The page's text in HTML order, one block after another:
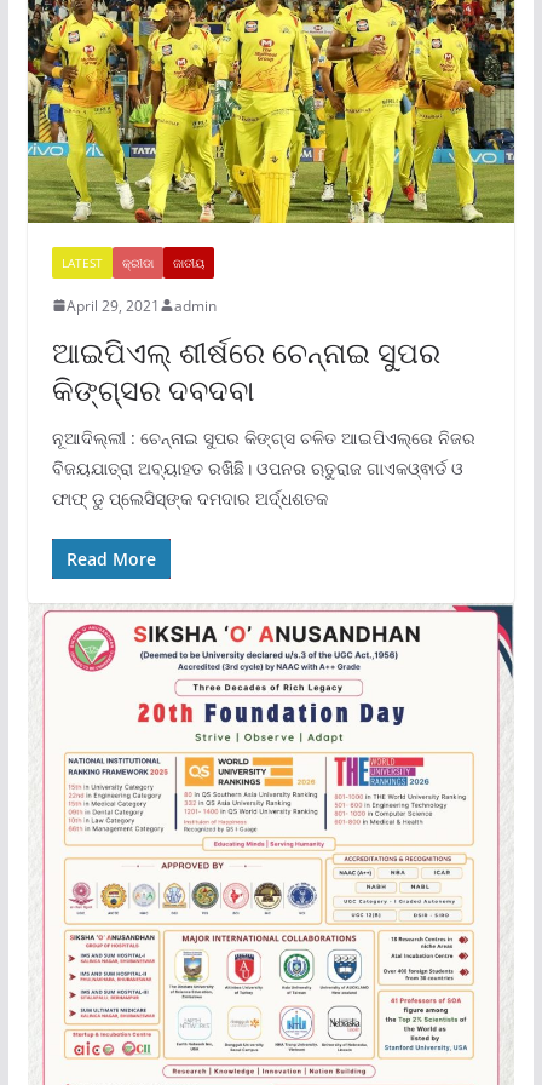
LATEST କ୍ରୀଡା ଜାତୀୟ
April 29, 2021 admin
ଆଇପିଏଲ୍‌ ଶୀର୍ଷରେ ଚେନ୍ନାଇ ସୁପର
କିଙ୍ଗ୍ସର ଦବଦବା
ନୂଆଦିଲ୍ଲୀ : ଚେନ୍ନାଇ ସୁପର କିଙ୍ଗ୍ସ ଚଳିତ ଆଇପିଏଲ୍‌ରେ ନିଜର
ବିଜୟଯାତ୍ରା ଅବ୍ୟାହତ ରଖିଛି। ଓପନର ଋତୁରାଜ ଗାଏକଓ୍ଵାର୍ଡ ଓ
ଫାଫ୍ ଡୁ ପ୍ଲେସିସ୍‌ଙ୍କ ଦମଦାର ଅର୍ଦ୍ଧଶତକ
Read More